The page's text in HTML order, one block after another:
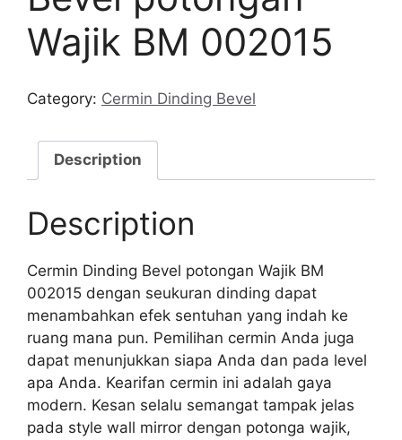
Wajik BM 002015
Category: Cermin Dinding Bevel
Description
Description
Cermin Dinding Bevel potongan Wajik BM
002015 dengan seukuran dinding dapat
menambahkan efek sentuhan yang indah ke
ruang mana pun. Pemilihan cermin Anda juga
dapat menunjukkan siapa Anda dan pada level
apa Anda. Kearifan cermin ini adalah gaya
modern. Kesan selalu semangat tampak jelas
pada style wall mirror dengan potonga wajik,